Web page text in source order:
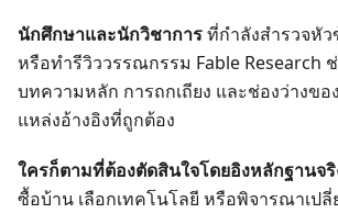
นักศึกษาและนักวิชาการที่กำลังสำรวจหั
หรือทำรีวิววรรณกรรม Fable Research
บทความหลัก การถกเถียง และช่องว่างขอ
แหล่งอ้างอิงที่ถูกต้อง
ใครก็ตามที่ต้องตัดสินใจโดยอิงหลักฐานจ
ซื้อบ้าน เลือกเทคโนโลยี หรือพิจารณาเป